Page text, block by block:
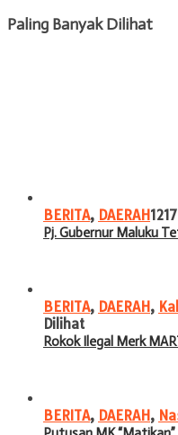
Paling Banyak Dilihat
BERITA, DAERAH
Pj. Gubernur Maluku
BERITA, DAERAH,
Dilihat
Rokok Ilegal Merk
BERITA, DAERAH,